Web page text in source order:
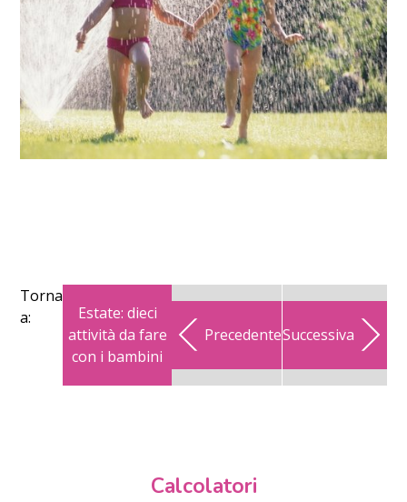
Torna
a:
Estate: dieci
attività da fare
con i bambini
PrecedenteSuccessiva
Calcolatori